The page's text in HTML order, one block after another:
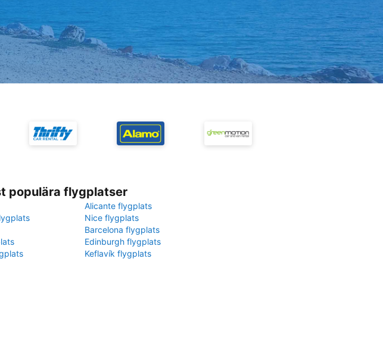
populära flygplatser
Alicante flygplats
Nice flygplats
Barcelona flygplats
Edinburgh flygplats
Keflavík flygplats